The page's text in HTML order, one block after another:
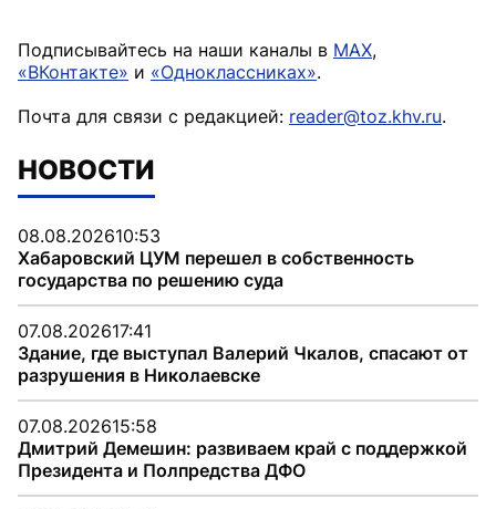
Подписывайтесь на наши каналы в MAX,
«ВКонтакте» и «Одноклассниках».
Почта для связи с редакцией: reader@toz.khv.ru.
НОВОСТИ
08.08.202610:53
Хабаровский ЦУМ перешел в собственность
государства по решению суда
07.08.202617:41
Здание, где выступал Валерий Чкалов, спасают от
разрушения в Николаевске
07.08.202615:58
Дмитрий Демешин: развиваем край с поддержкой
Президента и Полпредства ДФО